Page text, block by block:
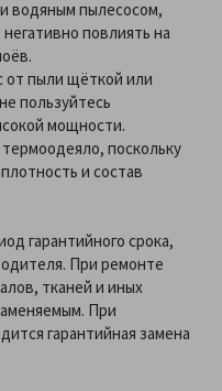
водяным пылесосом,
повлиять на
от пыли щёткой или
пользуйтесь
мощности.
поскольку
и состав
гарантийного срока,
При ремонте
тканей и иных
При
гарантийная замена